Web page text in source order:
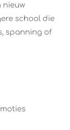
nieuw
school die
spanning of